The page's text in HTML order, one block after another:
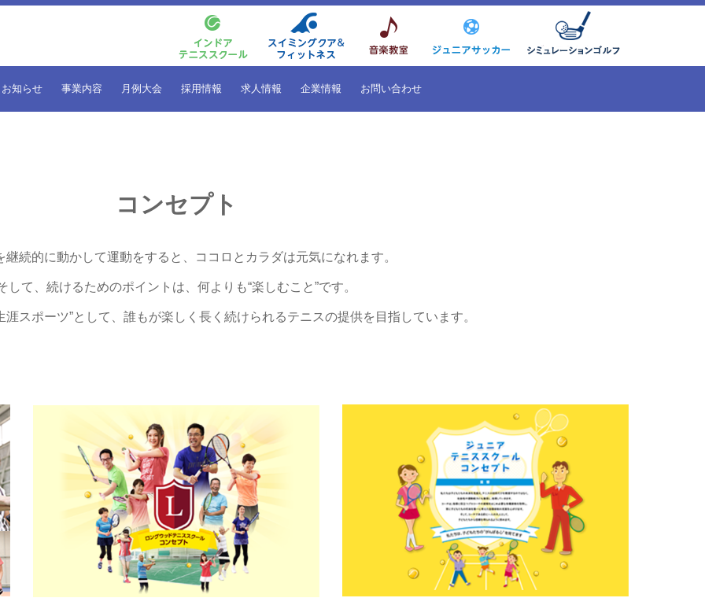
お知らせ 事業内容 月例大会 採用情報 求人情報 企業情報 お問い合わせ
コンセプト
継続的に動かして運動をすると、ココロとカラダは元気になれます。
して、続けるためのポイントは、何よりも“楽しむこと”です。
涯スポーツ”として、誰もが楽しく長く続けられるテニスの提供を目指しています。